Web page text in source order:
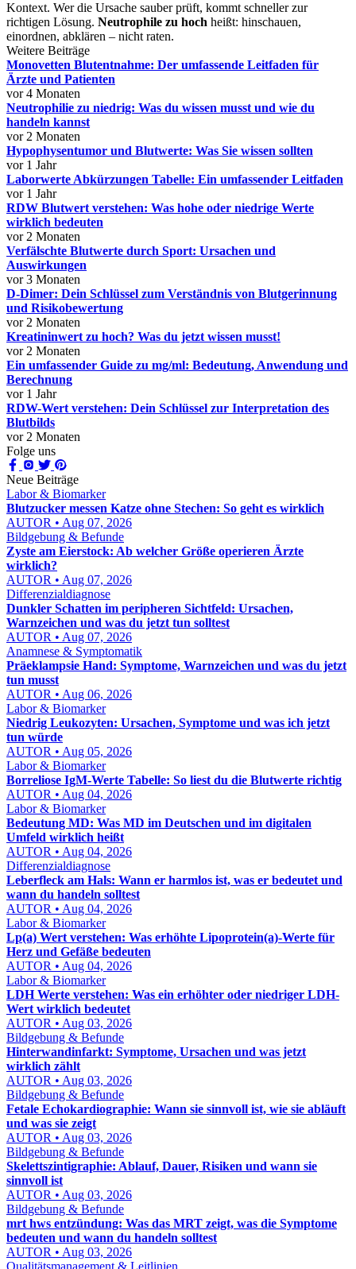
Kontext. Wer die Ursache sauber prüft, kommt schneller zur
richtigen Lösung. Neutrophile zu hoch heißt: hinschauen,
einordnen, abklären – nicht raten.
Weitere Beiträge
Monovetten Blutentnahme: Der umfassende Leitfaden für
Ärzte und Patienten
vor 4 Monaten
Neutrophilie zu niedrig: Was du wissen musst und wie du
handeln kannst
vor 2 Monaten
Hypophysentumor und Blutwerte: Was Sie wissen sollten
vor 1 Jahr
Laborwerte Abkürzungen Tabelle: Ein umfassender Leitfaden
vor 1 Jahr
RDW Blutwert verstehen: Was hohe oder niedrige Werte
wirklich bedeuten
vor 2 Monaten
Verfälschte Blutwerte durch Sport: Ursachen und
Auswirkungen
vor 3 Monaten
D-Dimer: Dein Schlüssel zum Verständnis von Blutgerinnung
und Risikobewertung
vor 2 Monaten
Kreatininwert zu hoch? Was du jetzt wissen musst!
vor 2 Monaten
Ein umfassender Guide zu mg/ml: Bedeutung, Anwendung und
Berechnung
vor 1 Jahr
RDW-Wert verstehen: Dein Schlüssel zur Interpretation des
Blutbilds
vor 2 Monaten
Folge uns
Neue Beiträge
Labor & Biomarker
Blutzucker messen Katze ohne Stechen: So geht es wirklich
AUTOR • Aug 07, 2026
Bildgebung & Befunde
Zyste am Eierstock: Ab welcher Größe operieren Ärzte
wirklich?
AUTOR • Aug 07, 2026
Differenzialdiagnose
Dunkler Schatten im peripheren Sichtfeld: Ursachen,
Warnzeichen und was du jetzt tun solltest
AUTOR • Aug 07, 2026
Anamnese & Symptomatik
Präeklampsie Hand: Symptome, Warnzeichen und was du jetzt
tun musst
AUTOR • Aug 06, 2026
Labor & Biomarker
Niedrig Leukozyten: Ursachen, Symptome und was ich jetzt
tun würde
AUTOR • Aug 05, 2026
Labor & Biomarker
Borreliose IgM-Werte Tabelle: So liest du die Blutwerte richtig
AUTOR • Aug 04, 2026
Labor & Biomarker
Bedeutung MD: Was MD im Deutschen und im digitalen
Umfeld wirklich heißt
AUTOR • Aug 04, 2026
Differenzialdiagnose
Leberfleck am Hals: Wann er harmlos ist, was er bedeutet und
wann du handeln solltest
AUTOR • Aug 04, 2026
Labor & Biomarker
Lp(a) Wert verstehen: Was erhöhte Lipoprotein(a)-Werte für
Herz und Gefäße bedeuten
AUTOR • Aug 04, 2026
Labor & Biomarker
LDH Werte verstehen: Was ein erhöhter oder niedriger LDH-
Wert wirklich bedeutet
AUTOR • Aug 03, 2026
Bildgebung & Befunde
Hinterwandinfarkt: Symptome, Ursachen und was jetzt
wirklich zählt
AUTOR • Aug 03, 2026
Bildgebung & Befunde
Fetale Echokardiographie: Wann sie sinnvoll ist, wie sie abläuft
und was sie zeigt
AUTOR • Aug 03, 2026
Bildgebung & Befunde
Skelettszintigraphie: Ablauf, Dauer, Risiken und wann sie
sinnvoll ist
AUTOR • Aug 03, 2026
Bildgebung & Befunde
mrt hws entzündung: Was das MRT zeigt, was die Symptome
bedeuten und wann du handeln solltest
AUTOR • Aug 03, 2026
Qualitätsmanagement & Leitlinien